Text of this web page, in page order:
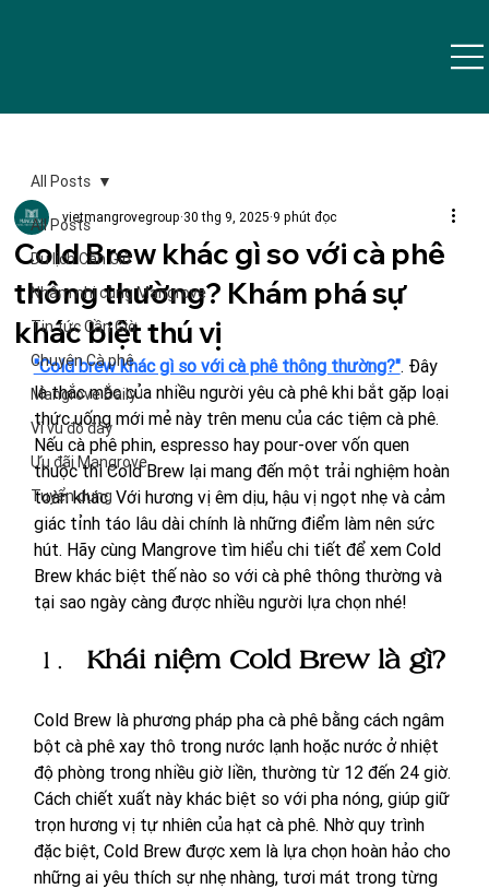
All Posts
Du lịch Cần Giờ
Nhâm nhi cùng Mangrove
Tin tức Cần Giờ
Chuyện Cà phê
Mangrove Daily
Vi vu đó đây
Ưu đãi Mangrove
Tuyển dụng
All Posts
Cold Brew khác gì so với cà phê
thông thường? Khám phá sự
khác biệt thú vị
vietmangrovegroup 30 thg 9, 2025 9 phút đọc
"Cold brew khác gì so với cà phê thông thường?". Đây
là thắc mắc của nhiều người yêu cà phê khi bắt gặp loại
thức uống mới mẻ này trên menu của các tiệm cà phê.
Nếu cà phê phin, espresso hay pour-over vốn quen
thuộc thì Cold Brew lại mang đến một trải nghiệm hoàn
toàn khác. Với hương vị êm dịu, hậu vị ngọt nhẹ và cảm
giác tỉnh táo lâu dài chính là những điểm làm nên sức
hút. Hãy cùng Mangrove tìm hiểu chi tiết để xem Cold
Brew khác biệt thế nào so với cà phê thông thường và
tại sao ngày càng được nhiều người lựa chọn nhé!
Khái niệm Cold Brew là gì?
Cold Brew là phương pháp pha cà phê bằng cách ngâm
bột cà phê xay thô trong nước lạnh hoặc nước ở nhiệt
độ phòng trong nhiều giờ liền, thường từ 12 đến 24 giờ.
Cách chiết xuất này khác biệt so với pha nóng, giúp giữ
trọn hương vị tự nhiên của hạt cà phê. Nhờ quy trình
đặc biệt, Cold Brew được xem là lựa chọn hoàn hảo cho
những ai yêu thích sự nhẹ nhàng, tươi mát trong từng